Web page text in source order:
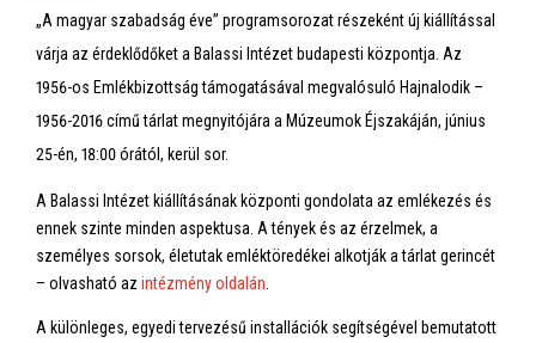
„A magyar szabadság éve” programsorozat részeként új kiállítással
várja az érdeklődőket a Balassi Intézet budapesti központja. Az
1956-os Emlékbizottság támogatásával megvalósuló Hajnalodik –
1956-2016 című tárlat megnyitójára a Múzeumok Éjszakáján, június
25-én, 18:00 órától, kerül sor.
A Balassi Intézet kiállításának központi gondolata az emlékezés és
ennek szinte minden aspektusa. A tények és az érzelmek, a
személyes sorsok, életutak emléktöredékei alkotják a tárlat gerincét
– olvasható az intézmény oldalán
A különleges, egyedi tervezésű installációk segítségével bemutatott